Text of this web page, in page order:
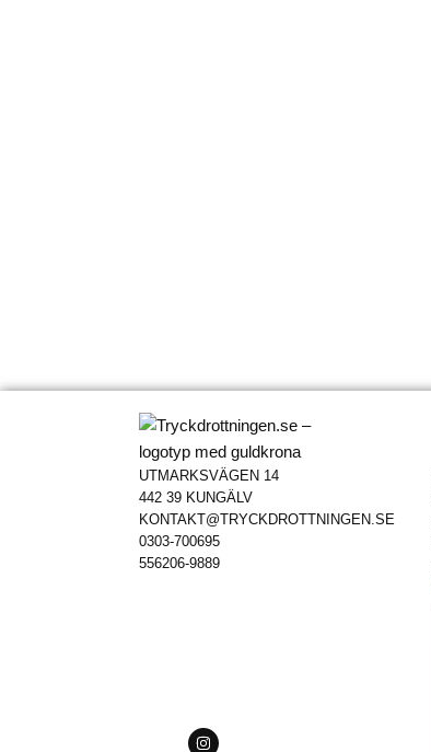
UTMARKSVÄGEN 14
442 39 KUNGÄLV
KONTAKT@TRYCKDROTTNINGEN.SE
0303-700695
556206-9889